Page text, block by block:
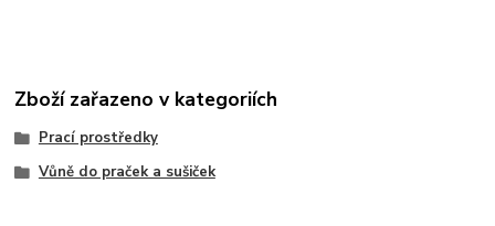
Zboží zařazeno v kategoriích
Prací prostředky
Vůně do praček a sušiček